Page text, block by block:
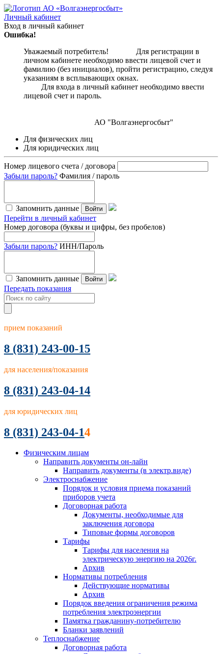
Личный кабинет
Вход в личный кабинет
Ошибка!
Уважаемый потребитель! Для регистрации в
личном кабинете необходимо ввести лицевой счет и
фамилию (без инициалов), пройти регистрацию, следуя
указаниям в всплывающих окнах.
Для входа в личный кабинет необходимо ввести
лицевой счет и пароль.
АО "Волгаэнергосбыт"
Для физических лиц
Для юридических лиц
Номер лицевого счета / договора
Забыли пароль? Фамилия / пароль
Запомнить данные Войти
Перейти в личный кабинет
Номер договора (буквы и цифры, без пробелов)
Забыли пароль? ИНН/Пароль
Запомнить данные Войти
Передать показания
прием показаний
8 (831) 243-00-15
для населения/показания
8 (831) 243-04-14
для юридических лиц
8 (831) 243-04-14
Физическим лицам
Направить документы он-лайн
Направить документы (в электр.виде)
Электроснабжение
Порядок и условия приема показаний
приборов учета
Договорная работа
Документы, необходимые для
заключения договора
Типовые формы договоров
Тарифы
Тарифы для населения на
электрическую энергию на 2026г.
Архив
Нормативы потребления
Действующие нормативы
Архив
Порядок введения ограничения режима
потребления электроэнергии
Памятка гражданину-потребителю
Бланки заявлений
Теплоснабжение
Договорная работа